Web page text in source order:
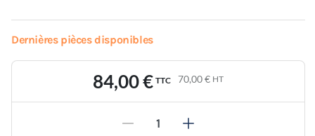
Dernières pièces disponibles
84,00 € TTC 70,00 € HT
- +